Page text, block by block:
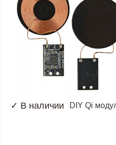
✓ В наличии
DIY Qi